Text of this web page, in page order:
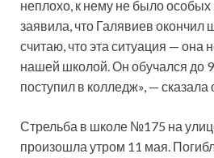
неплохо, к нему не было особых
заявила, что Галявиев окончил
считаю, что эта ситуация — она
нашей школой. Он обучался до
поступил в колледж», — сказала
Стрельба в школе №175 на
произошла утром 11 мая.